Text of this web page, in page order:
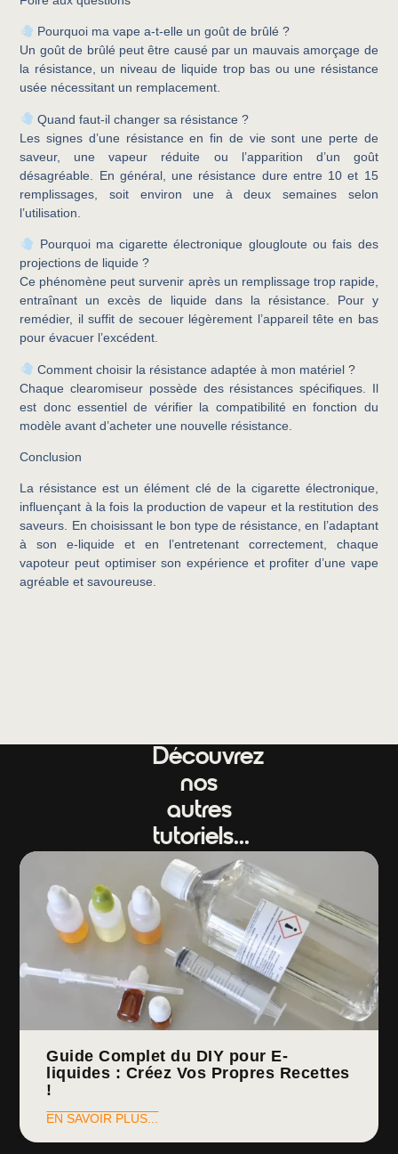
Pourquoi ma vape a-t-elle un goût de brûlé ?
Un goût de brûlé peut être causé par un mauvais amorçage de
la résistance, un niveau de liquide trop bas ou une résistance
usée nécessitant un remplacement.
Quand faut-il changer sa résistance ?
Les signes d’une résistance en fin de vie sont une perte de
saveur, une vapeur réduite ou l’apparition d’un goût
désagréable. En général, une résistance dure entre 10 et 15
remplissages, soit environ une à deux semaines selon
l’utilisation.
Pourquoi ma cigarette électronique glougloute ou fais des
projections de liquide ?
Ce phénomène peut survenir après un remplissage trop rapide,
entraînant un excès de liquide dans la résistance. Pour y
remédier, il suffit de secouer légèrement l’appareil tête en bas
pour évacuer l’excédent.
Comment choisir la résistance adaptée à mon matériel ?
Chaque clearomiseur possède des résistances spécifiques. Il
est donc essentiel de vérifier la compatibilité en fonction du
modèle avant d’acheter une nouvelle résistance.
Conclusion
La résistance est un élément clé de la cigarette électronique,
influençant à la fois la production de vapeur et la restitution des
saveurs. En choisissant le bon type de résistance, en l’adaptant
à son e-liquide et en l’entretenant correctement, chaque
vapoteur peut optimiser son expérience et profiter d’une vape
agréable et savoureuse.
Découvrez
nos
autres
tutoriels...
Guide Complet du DIY pour E-
liquides : Créez Vos Propres Recettes
!
EN SAVOIR PLUS...